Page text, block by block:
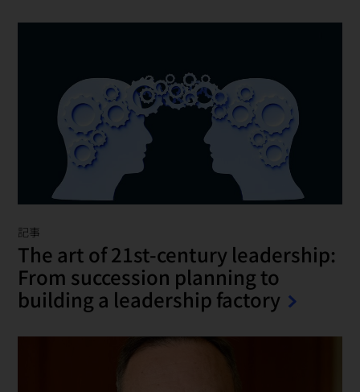
記事
The art of 21st-century leadership:
From succession planning to
building a leadership factory